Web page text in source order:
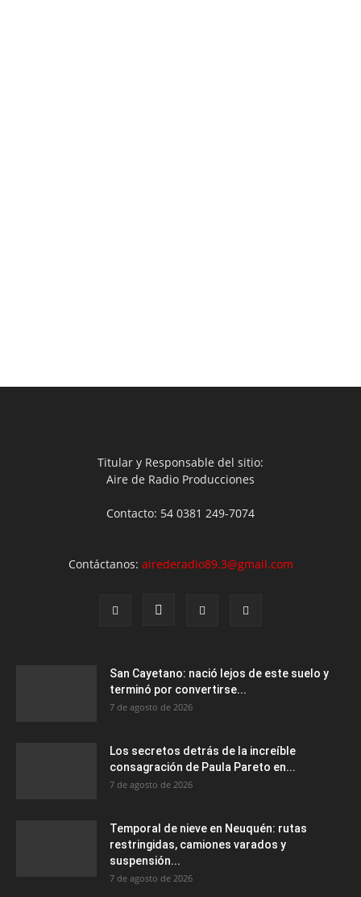
Titular y Responsable del sitio:
Aire de Radio Producciones
Contacto: 54 0381 249-7074
Contáctanos: airederadio89.3@gmail.com
San Cayetano: nació lejos de este suelo y
terminó por convertirse...
7 de agosto de 2026
Los secretos detrás de la increíble
consagración de Paula Pareto en...
7 de agosto de 2026
Temporal de nieve en Neuquén: rutas
restringidas, camiones varados y
suspensión...
7 de agosto de 2026